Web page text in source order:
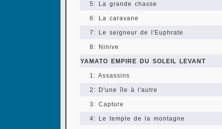
5: La grande chasse
6: La caravane
7: Le seigneur de l'Euphrate
8: Ninive
YAMATO EMPIRE DU SOLEIL LEVANT
1: Assassins
2: D'une île à l'autre
3: Capture
4: Le temple de la montagne